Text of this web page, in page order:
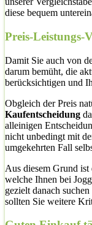
diese bequem
Preis-Leistungs-
Damit Sie auch von
darum bemüht, die
berücksichtigen und
Obgleich der Preis
Kaufentscheidung
alleinigen
nicht unbedingt mit
umgekehrten Fall
Aus diesem Grund ist
welche Ihnen bei
gezielt danach
sollten Sie weitere